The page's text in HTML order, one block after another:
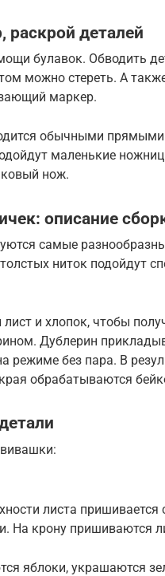
раскрой деталей
булавок. Обводить
можно стереть. А
маркер.
обычными
маленькие
нож.
описание
самые
ниток подойдут
и хлопок, чтобы
Дублерин
режиме без пара. В
обрабатываются
листа пришивается
На крону пришиваются
яблоки, украшаются